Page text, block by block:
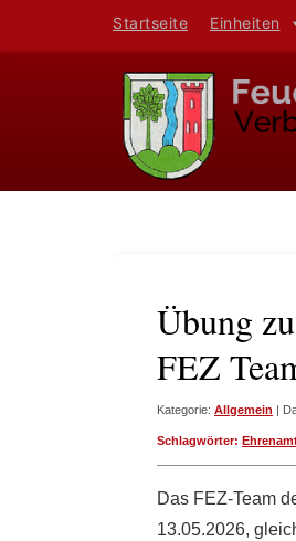
Startseite Einheiten
Übung
FEZ
Kategorie: Allgemein |
Schlagwörter:
Das FEZ-Team
13.05.2026,